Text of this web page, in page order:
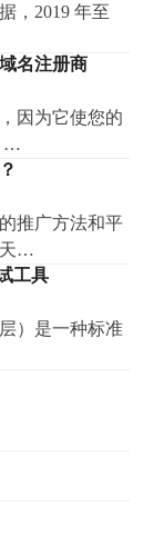
，2019 年至
名注册商
因为它使您的
…
推广方法和平
天…
工具
）是一种标准